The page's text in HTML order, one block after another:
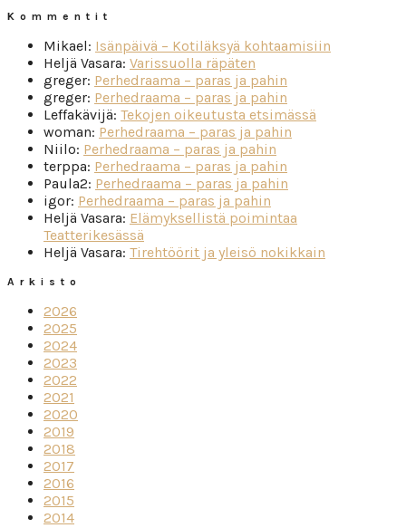
Kommentit
Mikael: Isänpäivä – Kotiläksyä kohtaamisiin
Heljä Vasara: Varissuolla räpäten
greger: Perhedraama – paras ja pahin
greger: Perhedraama – paras ja pahin
Leffakävijä: Tekojen oikeutusta etsimässä
woman: Perhedraama – paras ja pahin
Niilo: Perhedraama – paras ja pahin
terppa: Perhedraama – paras ja pahin
Paula2: Perhedraama – paras ja pahin
igor: Perhedraama – paras ja pahin
Heljä Vasara: Elämyksellistä poimintaa
Teatterikesässä
Heljä Vasara: Tirehtöörit ja yleisö nokikkain
Arkisto
2026
2025
2024
2023
2022
2021
2020
2019
2018
2017
2016
2015
2014